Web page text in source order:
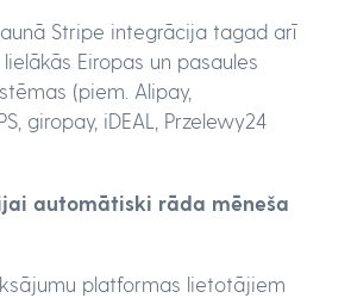
Stripe integrācija tagad arī
Eiropas un pasaules
(piem. Alipay,
giropay, iDEAL, Przelewy24
automātiski rāda mēneša
platformas lietotājiem